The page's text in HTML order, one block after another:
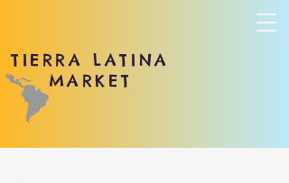
TIERRA LATINA
MARKET